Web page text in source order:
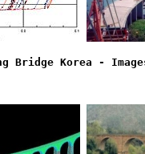
Bridge Korea -